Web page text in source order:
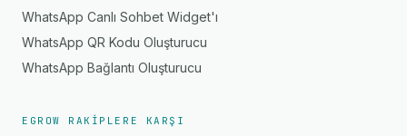
WhatsApp Canlı Sohbet Widget'ı
WhatsApp QR Kodu Oluşturucu
WhatsApp Bağlantı Oluşturucu
EGROW RAKIPLERE KARŞI